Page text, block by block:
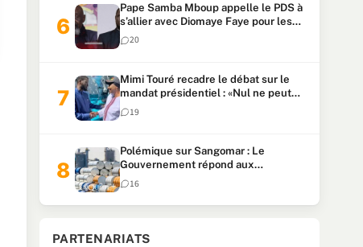
Pape Samba Mboup appelle le PDS à
s’allier avec Diomaye Faye pour les
locales et tacle Sonko
20
Mimi Touré recadre le débat sur le
mandat présidentiel : «Nul ne peut
faire plus de deux mandats
consécutifs de 5 ans»
19
Polémique sur Sangomar : Le
Gouvernement répond aux
accusations et clarifie le partage des
milliards
16
PARTENARIATS